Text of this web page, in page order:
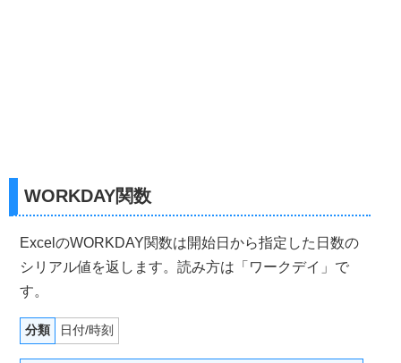
WORKDAY関数
ExcelのWORKDAY関数は開始日から指定した日数の
シリアル値を返します。読み方は「ワークデイ」で
す。
分類 日付/時刻